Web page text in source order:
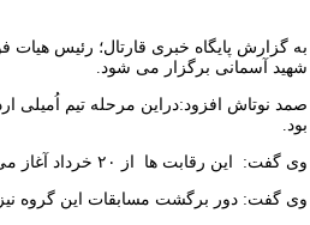
به گزارش پایگاه خبری قارتال؛ رئیس
شهید آسمانی برگزار می شود.
صمد نوتاش افزود:دراین مرحله تیم اُميلى
بود.
وی گفت: این رقابت ها از ۲۰ خرداد آغاز می شود وتا ۲۲ خرداد ادامه خواهد داشت.
وی گفت: دور برگشت مسابقات این گروه